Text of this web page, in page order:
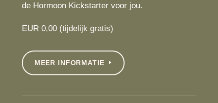
de Hormoon Kickstarter voor jou.
EUR 0,00 (tijdelijk gratis)
MEER INFORMATIE